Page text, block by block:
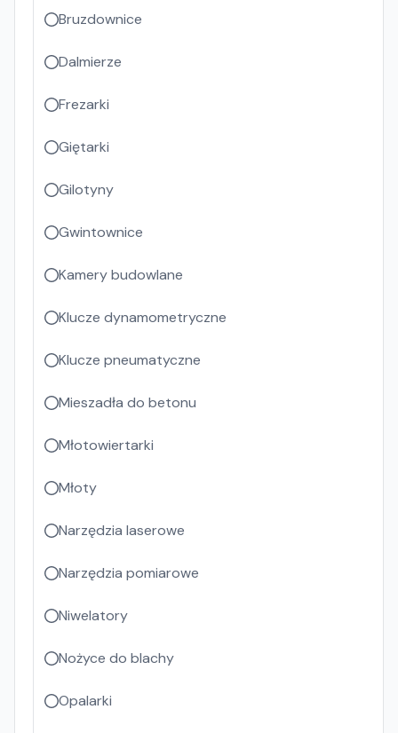
Bruzdownice
Dalmierze
Frezarki
Giętarki
Gilotyny
Gwintownice
Kamery budowlane
Klucze dynamometryczne
Klucze pneumatyczne
Mieszadła do betonu
Młotowiertarki
Młoty
Narzędzia laserowe
Narzędzia pomiarowe
Niwelatory
Nożyce do blachy
Opalarki